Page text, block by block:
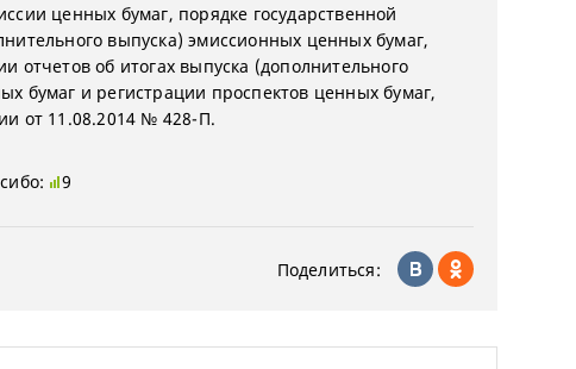
ценных бумаг, порядке государственной
выпуска) эмиссионных ценных бумаг,
отчетов об итогах выпуска (дополнительного
бумаг и регистрации проспектов ценных бумаг,
от 11.08.2014 № 428-П.
9
Поделиться: